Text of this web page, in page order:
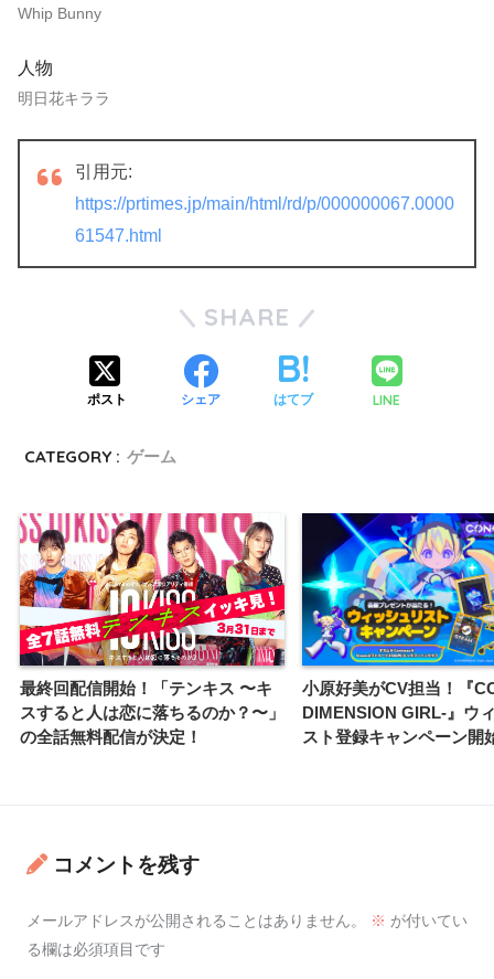
Whip Bunny
人物
明日花キララ
引用元:
https://prtimes.jp/main/html/rd/p/000000067.0000
61547.html
SHARE
ポスト シェア はてブ LINE
CATEGORY : ゲーム
最終回配信開始！「テンキス 〜キ
スすると人は恋に落ちるのか？〜」
の全話無料配信が決定！
小原好美がCV担当！『
DIMENSION GIRL-』ウ
スト登録キャンペーン開
コメントを残す
メールアドレスが公開されることはありません。 ※ が付いてい
る欄は必須項目です